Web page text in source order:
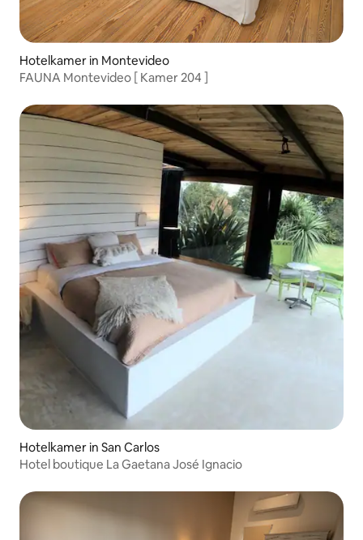
Hotelkamer in Montevideo
FAUNA Montevideo [ Kamer 204 ]
Hotelkamer in San Carlos
Hotel boutique La Gaetana José Ignacio